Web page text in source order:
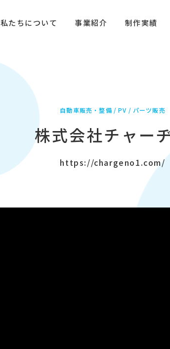
私たちについて 事業紹介 制作実績
自動車販売・整備 PV パーツ販売
株式会社チャー
https://chargeno1.com/